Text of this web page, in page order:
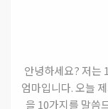
안녕하세요? 저는
엄마입니다. 오늘
을 10가지를 말씀